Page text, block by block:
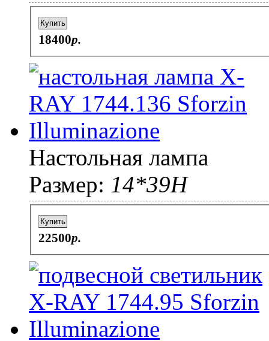
Купить
18400p.
Настольная лампа
Размер: 14*39Н
Купить
22500p.